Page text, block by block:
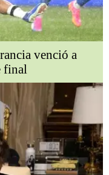
venció a
final